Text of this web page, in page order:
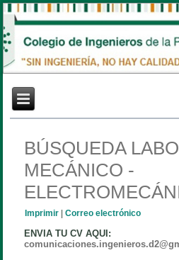
BÚSQUEDA
MECÁNICO -
Imprimir |Correo electrónico
ENVIA TU CV AQUI: